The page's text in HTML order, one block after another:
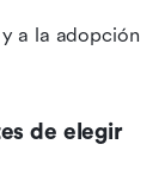
a la adopción
de elegir